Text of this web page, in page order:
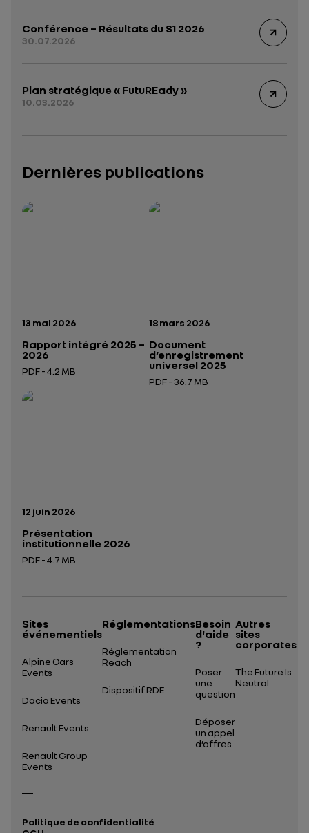
Conférence – Résultats du S1 2026
30.07.2026
Plan stratégique « FutuREady »
10.03.2026
Dernières publications
Date de publication:
13 mai 2026
Rapport intégré 2025 –
2026
PDF - 4.2 MB
Ouverture dans un nouvel onglet
Rapport intégré 2025 – 2026— données structurées (JSON)
Date de publication:
18 mars 2026
Document
d’enregistrement
universel 2025
PDF - 36.7 MB
Date de publication:
12 juin 2026
Présentation
institutionnelle 2026
PDF - 4.7 MB
Présentation institutionnelle 2026
Sites
événementiels
Alpine Cars
Events
Dacia Events
Renault Events
Renault Group
Events
Réglementations
Réglementation
Reach
Dispositif RDE
Besoin
d'aide
?
Poser
une
question
Déposer
un appel
d’offres
Autres
sites
corporates
The Future Is
Neutral
Politique de confidentialité